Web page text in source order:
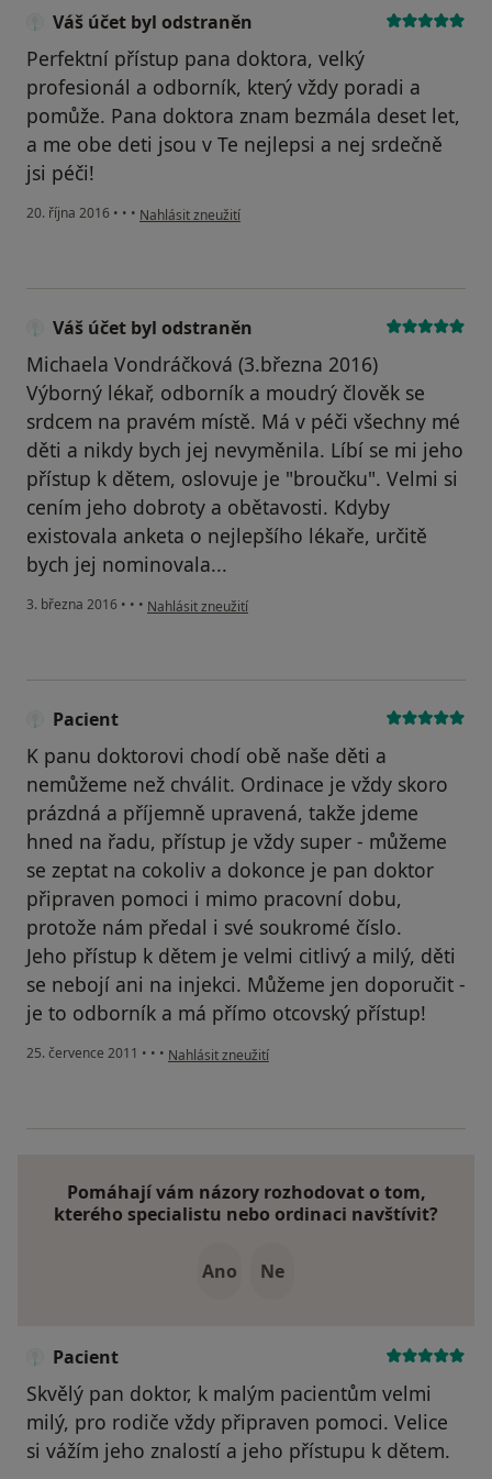
Váš účet byl odstraněn
Perfektní přístup pana doktora, velký
profesionál a odborník, který vždy poradi a
pomůže. Pana doktora znam bezmála deset let,
a me obe deti jsou v Te nejlepsi a nej srdečně
jsi péči!
20. října 2016 • • • podle názoru uživatele Váš účet byl odstraněn
Nahlásit zneužití
Váš účet byl odstraněn
Michaela Vondráčková (3.března 2016)
Výborný lékař, odborník a moudrý člověk se
srdcem na pravém místě. Má v péči všechny mé
děti a nikdy bych jej nevyměnila. Líbí se mi jeho
přístup k dětem, oslovuje je "broučku". Velmi si
cením jeho dobroty a obětavosti. Kdyby
existovala anketa o nejlepšího lékaře, určitě
bych jej nominovala...
3. března 2016 • • • podle názoru uživatele Váš účet byl odstraněn
Nahlásit zneužití
Pacient
K panu doktorovi chodí obě naše děti a
nemůžeme než chválit. Ordinace je vždy skoro
prázdná a příjemně upravená, takže jdeme
hned na řadu, přístup je vždy super - můžeme
se zeptat na cokoliv a dokonce je pan doktor
připraven pomoci i mimo pracovní dobu,
protože nám předal i své soukromé číslo.
Jeho přístup k dětem je velmi citlivý a milý, děti
se nebojí ani na injekci. Můžeme jen doporučit -
je to odborník a má přímo otcovský přístup!
25. července 2011 • • • podle názoru uživatele Pacient
Nahlásit zneužití
Pomáhají vám názory rozhodovat o tom,
kterého specialistu nebo ordinaci navštívit?
Ano Ne
Pacient
Skvělý pan doktor, k malým pacientům velmi
milý, pro rodiče vždy připraven pomoci. Velice
si vážím jeho znalostí a jeho přístupu k dětem.